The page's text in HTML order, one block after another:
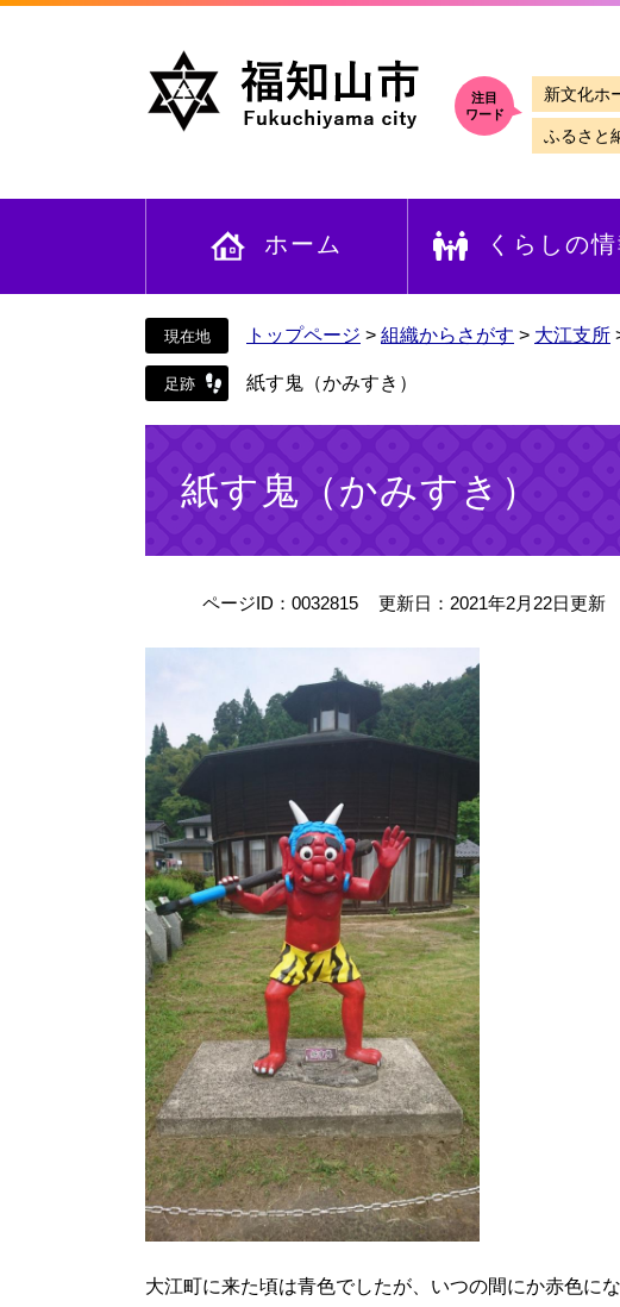
文
注目
ワード
新文化ホ
ふるさと
ホーム くらしの情
トップページ > 組織からさがす > 大江支所
紙す鬼（かみすき）
紙す鬼（かみすき）
ページID：0032815 更新日：2021年2月22日更新
大江町に来た頃は青色でしたが、いつの間にか赤色に